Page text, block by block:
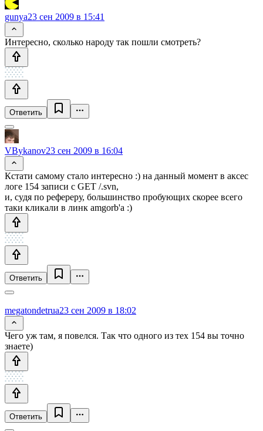
gunya23 сен 2009 в 15:41
Интересно, сколько народу так пошли смотреть?
Ответить
VBykanov23 сен 2009 в 16:04
Кстати самому стало интересно :) на данный момент в аксес
логе 154 записи с GET /.svn,
и, судя по рефереру, большинство пробующих скорее всего
таки кликали в линк amgorb'а :)
Ответить
megatondetrua23 сен 2009 в 18:02
Чего уж там, я повелся. Так что одного из тех 154 вы точно
знаете)
Ответить